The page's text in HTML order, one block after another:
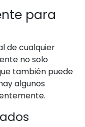
para
de cualquier
no solo
también puede
algunos